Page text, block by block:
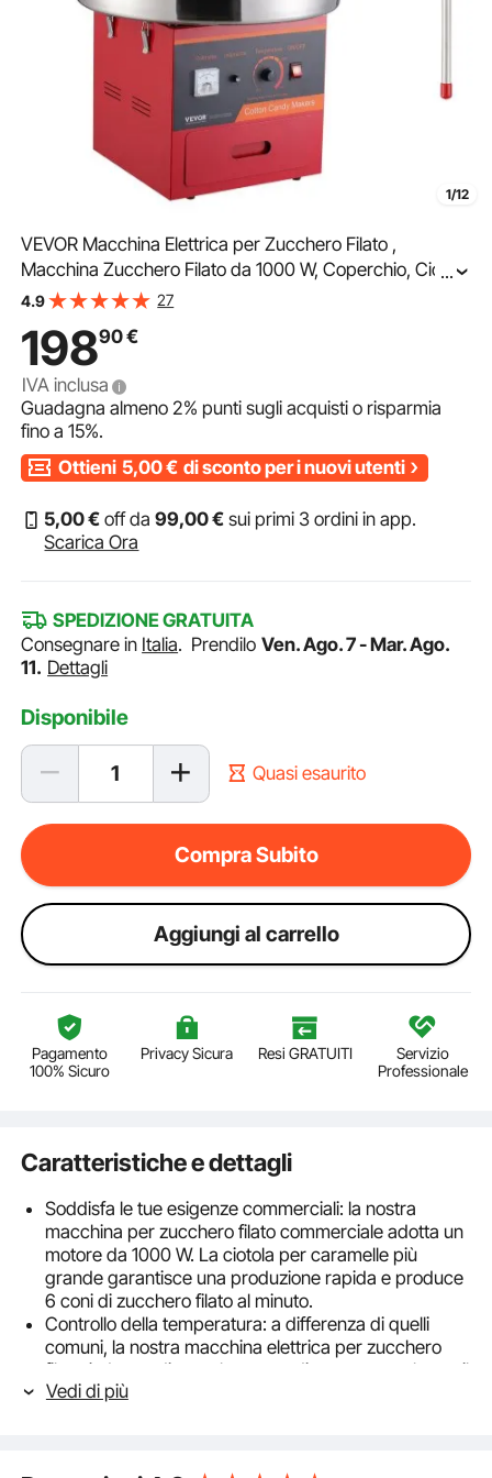
1/12
VEVOR Macchina Elettrica per Zucchero Filato ,
Macchina Zucchero Filato da 1000 W, Coperchio, Ciotola
in Acciaio Inossidabile, Paletta per
Rosso
...
4.9 27
19890€
IVA inclusa
Guadagna almeno2% punti sugli acquisti o risparmia
fino a15%.
Ottieni 5,00€ di sconto per i nuovi utenti
5,00€ off da99,00€ sui primi 3 ordini in app.
Scarica Ora
SPEDIZIONE GRATUITA
Consegnare in Italia. Prendilo Ven. Ago. 7 - Mar. Ago.
11. Dettagli
Disponibile
Quasi esaurito
Compra Subito
Aggiungi al carrello
Pagamento
100% Sicuro
Privacy Sicura Resi GRATUITI
Servizio
Professionale
Caratteristiche e dettagli
Soddisfa le tue esigenze commerciali: la nostra
macchina per zucchero filato commerciale adotta un
motore da 1000 W. La ciotola per caramelle più
grande garantisce una produzione rapida e produce
6 coni di zucchero filato al minuto.
Controllo della temperatura: a differenza di quelli
comuni, la nostra macchina elettrica per zucchero
filato è dotata di un voltmetro e di una manopola per il
controllo della temperatura. Modificando la tensione,
Vedi di più